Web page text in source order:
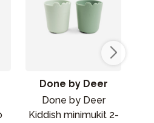
Done by Deer
Done by Deer
Kiddish minimukit 2-